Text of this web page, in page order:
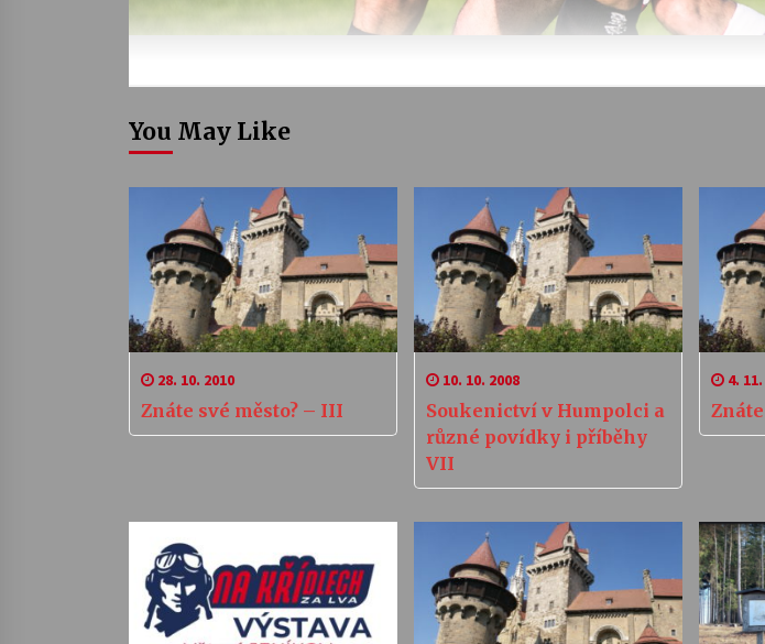
You May Like
28. 10. 2010
Znáte své město? – III
10. 10. 2008
Soukenictví v Humpolci a
různé povídky i příběhy
VII
4. 11.